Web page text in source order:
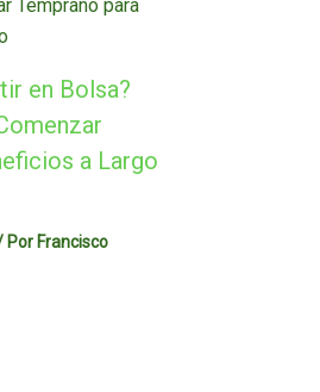
en Bolsa?
a Largo
Por Francisco